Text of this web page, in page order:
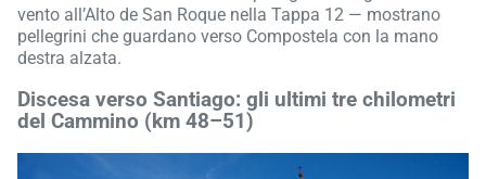
vento all’Alto de San Roque nella Tappa 12 — mostrano
pellegrini che guardano verso Compostela con la mano
destra alzata.
Discesa verso Santiago: gli ultimi tre chilometri
del Cammino (km 48–51)